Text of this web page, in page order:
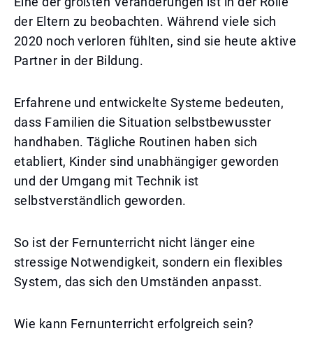
der Eltern zu beobachten. Während viele sich
2020 noch verloren fühlten, sind sie heute aktive
Partner in der Bildung.
Erfahrene und entwickelte Systeme bedeuten,
dass Familien die Situation selbstbewusster
handhaben. Tägliche Routinen haben sich
etabliert, Kinder sind unabhängiger geworden
und der Umgang mit Technik ist
selbstverständlich geworden.
So ist der Fernunterricht nicht länger eine
stressige Notwendigkeit, sondern ein flexibles
System, das sich den Umständen anpasst.
Wie kann Fernunterricht erfolgreich sein?